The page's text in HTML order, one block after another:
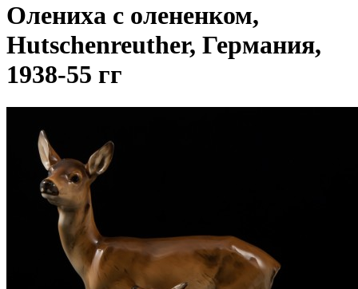
Олениха с олененком,
Hutschenreuther, Германия,
1938-55 гг